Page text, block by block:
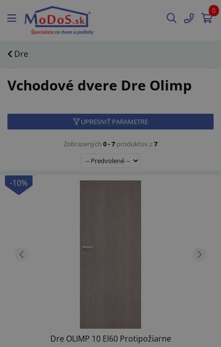
0
Dre
Vchodové dvere Dre Olimp
UPRESNIŤ PARAMETRE
Zobrazených 0 - 7 produktov z7
-10%
Dre OLIMP 10 El60 Protipožiarne